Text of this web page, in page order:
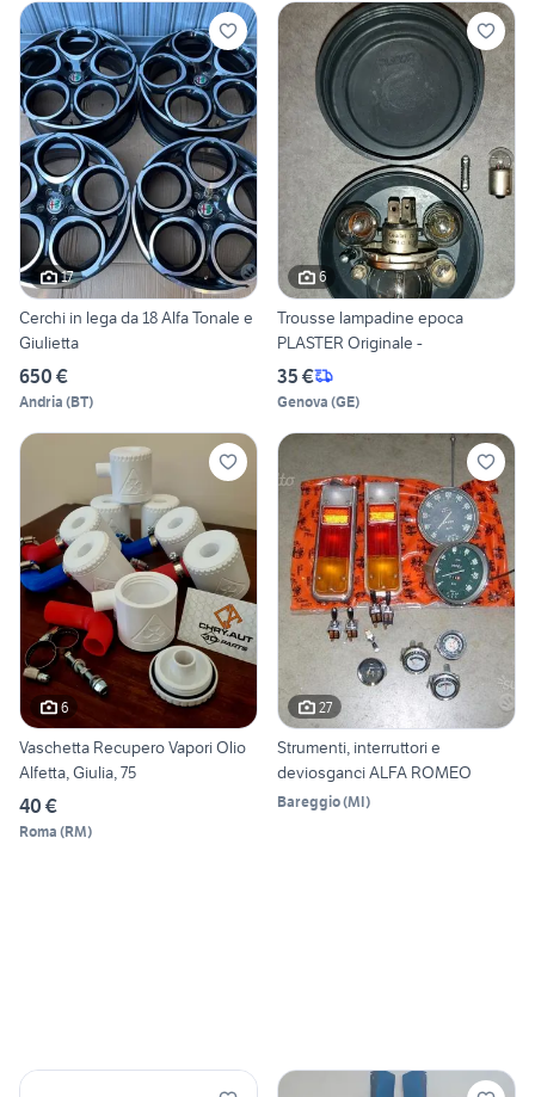
17
Cerchi in lega da 18 Alfa Tonale e
Giulietta
650 €
Andria (BT)
6
Trousse lampadine epoca
PLASTER Originale -
35 €
Genova (GE)
6
Vaschetta Recupero Vapori Olio
Alfetta, Giulia, 75
40 €
Roma (RM)
27
Strumenti, interruttori e
deviosganci ALFA ROMEO
Bareggio(MI)